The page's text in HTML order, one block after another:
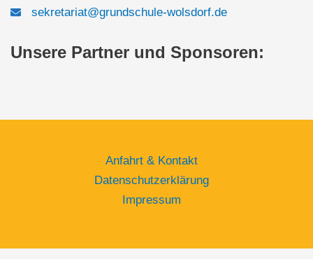
sekretariat@grundschule-wolsdorf.de
Unsere Partner und Sponsoren:
Anfahrt & Kontakt
Datenschutzerklärung
Impressum